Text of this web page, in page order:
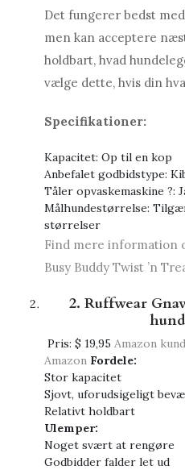
Det fungerer bedst
men kan acceptere
holdbart, hvad
vælge dette, hvis din
Specifikationer:
Kapacitet: Op til en kop
Anbefalet godbidstype:
Tåler opvaskemaskine ?:
Målhundestørrelse:
størrelser
Find mere information
Busy Buddy Twist ’n
2. Ruffwear
Pris: $ 19,95 Amazon
Amazon Fordele:
Stor kapacitet
Sjovt, uforudsigeligt
Relativt holdbart
Ulemper:
Noget svært at rengøre
Godbidder falder let ud